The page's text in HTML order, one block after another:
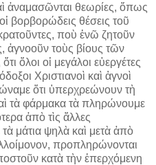
ἀναμασῶνται θεωρίες, ὅπως
βορβορώδεις θέσεις τοῦ
ποὺ ἐνῶ ζητοῦν
ἀγνοοῦν τοὺς βίους τῶν
ὅλοι οἱ μεγάλοι εὐεργέτες
Χριστιανοὶ καὶ ἁγνοὶ
ὅτι ὑπερχρεώνουν τὴ
τὰ φάρμακα τὰ πληρώνουμε
ἀπὸ τὶς ἄλλες
μάτια ψηλὰ καὶ μετὰ ἀπὸ
προπληρώνονται
κατὰ τὴν ἐπερχόμενη